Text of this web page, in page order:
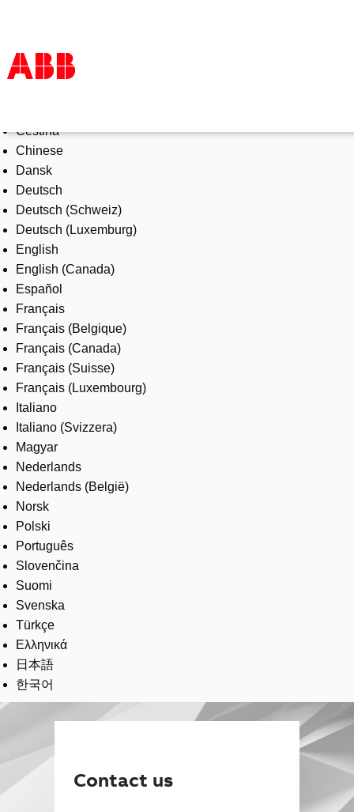
Products & Solutions
Industries
Services
About us
Where to buy
Contact us
Careers
Čeština
Chinese
Dansk
Deutsch
Deutsch (Schweiz)
Deutsch (Luxemburg)
English
English (Canada)
Español
Français
Français (Belgique)
Français (Canada)
Français (Suisse)
Français (Luxembourg)
Italiano
Italiano (Svizzera)
Magyar
Nederlands
Nederlands (België)
Norsk
Polski
Português
Slovenčina
Suomi
Svenska
Türkçe
Ελληνικά
日本語
한국어
Contact us